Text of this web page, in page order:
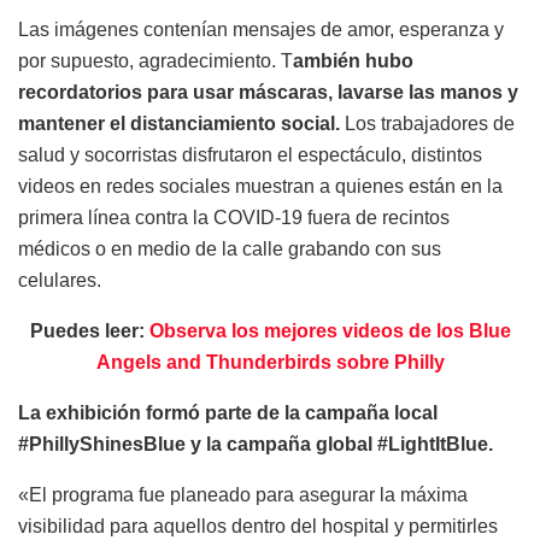
Las imágenes contenían mensajes de amor, esperanza y
por supuesto, agradecimiento. También hubo
recordatorios para usar máscaras, lavarse las manos y
mantener el distanciamiento social. Los trabajadores de
salud y socorristas disfrutaron el espectáculo, distintos
videos en redes sociales muestran a quienes están en la
primera línea contra la COVID-19 fuera de recintos
médicos o en medio de la calle grabando con sus
celulares.
Puedes leer: Observa los mejores videos de los Blue
Angels and Thunderbirds sobre Philly
La exhibición formó parte de la campaña local
#PhillyShinesBlue y la campaña global #LightItBlue.
«El programa fue planeado para asegurar la máxima
visibilidad para aquellos dentro del hospital y permitirles